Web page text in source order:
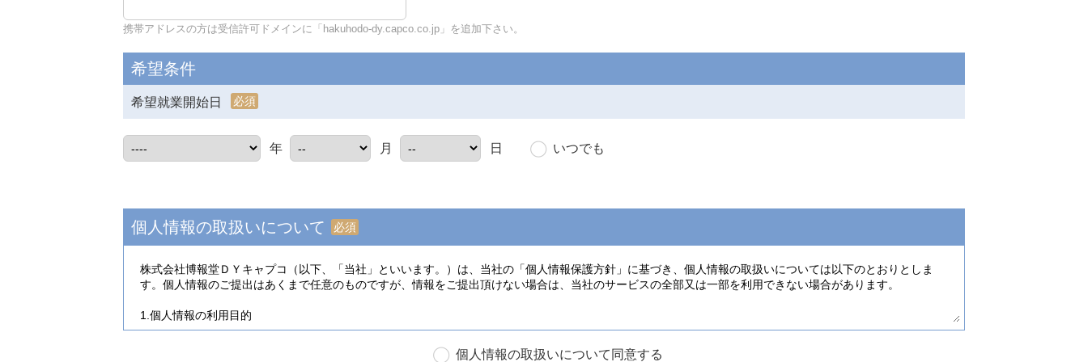
携帯アドレスの方は受信許可ドメインに「hakuhodo-dy.capco.co.jp」を追加下さい。
希望条件
希望就業開始日 必須
年 月 日 いつでも
個人情報の取扱いについて 必須
個人情報の取扱いについて同意する